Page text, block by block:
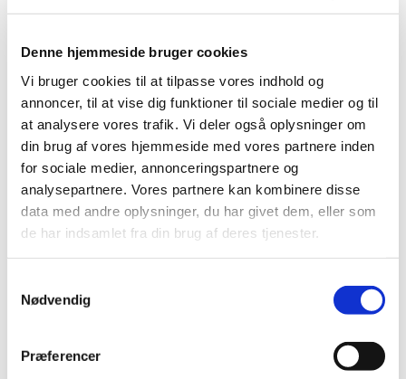
Denne hjemmeside bruger cookies
Vi bruger cookies til at tilpasse vores indhold og
annoncer, til at vise dig funktioner til sociale medier og til
at analysere vores trafik. Vi deler også oplysninger om
din brug af vores hjemmeside med vores partnere inden
for sociale medier, annonceringspartnere og
analysepartnere. Vores partnere kan kombinere disse
data med andre oplysninger, du har givet dem, eller som
de har indsamlet fra din brug af deres tjenester.
Nødvendig
Præferencer
2018 (40)
2016 (42)
2015 (30)
2014 (44)
2013 (44)
2012 (41)
december (1)
november (6)
oktober (4)
september (7)
juli (4)
maj (1)